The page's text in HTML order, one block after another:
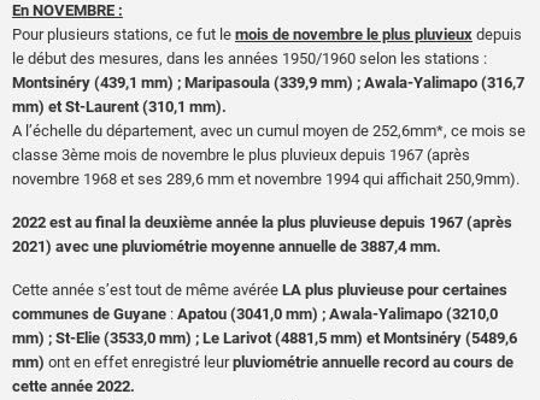
En NOVEMBRE :
Pour plusieurs stations, ce fut le mois de novembre le plus pluvieux depuis
le début des mesures, dans les années 1950/1960 selon les stations :
Montsinéry (439,1 mm) ; Maripasoula (339,9 mm) ; Awala-Yalimapo (316,7
mm) et St-Laurent (310,1 mm).
A l’échelle du département, avec un cumul moyen de 252,6mm*, ce mois se
classe 3ème mois de novembre le plus pluvieux depuis 1967 (après
novembre 1968 et ses 289,6 mm et novembre 1994 qui affichait 250,9mm).
2022 est au final la deuxième année la plus pluvieuse depuis 1967 (après
2021) avec une pluviométrie moyenne annuelle de 3887,4 mm.
Cette année s’est tout de même avérée LA plus pluvieuse pour certaines
communes de Guyane : Apatou (3041,0 mm) ; Awala-Yalimapo (3210,0
mm) ; St-Elie (3533,0 mm) ; Le Larivot (4881,5 mm) et Montsinéry (5489,6
mm) ont en effet enregistré leurpluviométrie annuelle record au cours de
cette année 2022.